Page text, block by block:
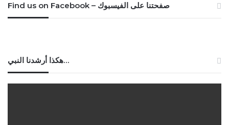
Find us on Facebook – صفحتنا على الفيسبوك
هكذا أرشدنا النبي…